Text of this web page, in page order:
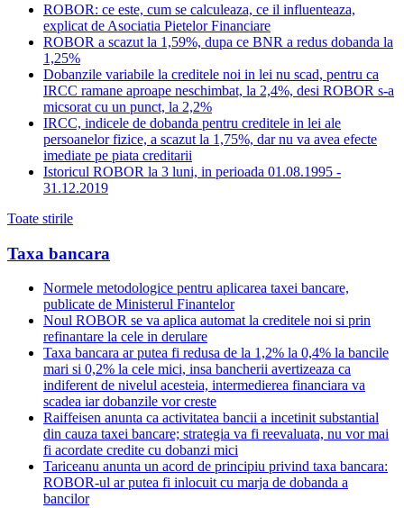
ROBOR: ce este, cum se calculeaza, ce il influenteaza,
explicat de Asociatia Pietelor Financiare
ROBOR a scazut la 1,59%, dupa ce BNR a redus dobanda la
1,25%
Dobanzile variabile la creditele noi in lei nu scad, pentru ca
IRCC ramane aproape neschimbat, la 2,4%, desi ROBOR s-a
micsorat cu un punct, la 2,2%
IRCC, indicele de dobanda pentru creditele in lei ale
persoanelor fizice, a scazut la 1,75%, dar nu va avea efecte
imediate pe piata creditarii
Istoricul ROBOR la 3 luni, in perioada 01.08.1995 -
31.12.2019
Toate stirile
Taxa bancara
Normele metodologice pentru aplicarea taxei bancare,
publicate de Ministerul Finantelor
Noul ROBOR se va aplica automat la creditele noi si prin
refinantare la cele in derulare
Taxa bancara ar putea fi redusa de la 1,2% la 0,4% la bancile
mari si 0,2% la cele mici, insa bancherii avertizeaza ca
indiferent de nivelul acesteia, intermedierea financiara va
scadea iar dobanzile vor creste
Raiffeisen anunta ca activitatea bancii a incetinit substantial
din cauza taxei bancare; strategia va fi reevaluata, nu vor mai
fi acordate credite cu dobanzi mici
Tariceanu anunta un acord de principiu privind taxa bancara:
ROBOR-ul ar putea fi inlocuit cu marja de dobanda a
bancilor